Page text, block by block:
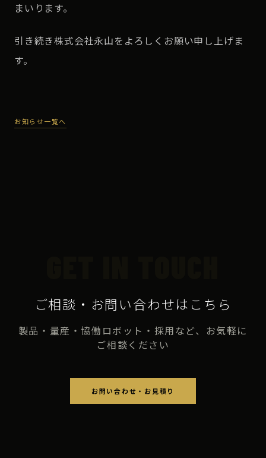
まいります。
引き続き株式会社永山をよろしくお願い申し上げま
す。
お知らせ一覧へ
ご相談・お問い合わせはこちら
製品・量産・協働ロボット・採用など、お気軽に
ご相談ください
お問い合わせ・お見積り